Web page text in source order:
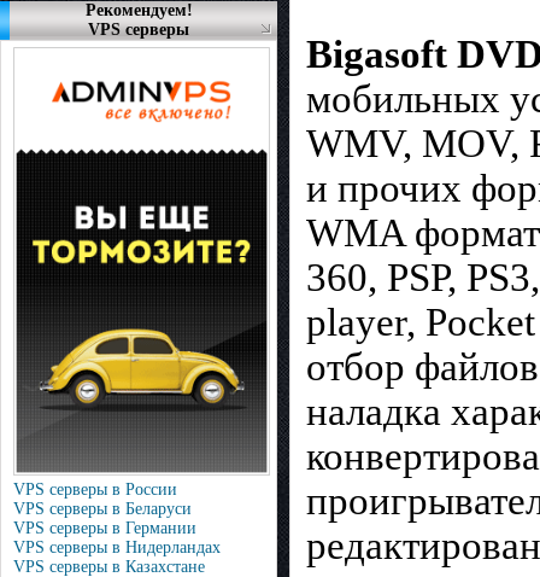
Рекомендуем!
VPS серверы
VPS серверы в России
VPS серверы в Беларуси
VPS серверы в Германии
VPS серверы в Нидерландах
VPS серверы в Казахстане
Bigasoft
мобильных
WMV, MOV,
и прочих
WMA
360, PSP,
player,
отбор
наладка